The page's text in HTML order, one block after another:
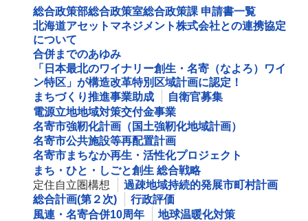
総合政策部総合政策室総合政策課 申請書一覧
北海道アセットマネジメント株式会社との連携協定
について
合併までのあゆみ
「日本最北のワイナリー創生・名寄（なよろ）ワイ
ン特区」が構造改革特別区域計画に認定！
まちづくり推進事業助成
自衛官募集
電源立地地域対策交付金事業
名寄市強靭化計画（国土強靭化地域計画）
名寄市公共施設等再配置計画
名寄市まちなか再生・活性化プロジェクト
まち・ひと・しごと創生 総合戦略
定住自立圏構想
過疎地域持続的発展市町村計画
総合計画(第２次)
行政評価
風連・名寄合併10周年
地球温暖化対策